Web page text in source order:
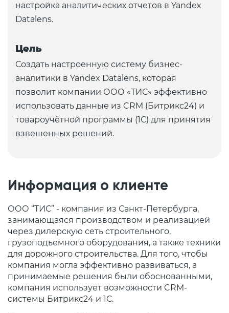
настройка аналитических отчетов в Yandex
Datalens.
Цель
Создать настроенную систему бизнес-
аналитики в Yandex Datalens, которая
позволит компании ООО «ТИС» эффективно
использовать данные из CRM (Битрикс24) и
товароучётной программы (1С) для принятия
взвешенных решений.
Информация о клиенте
ООО “ТИС” - компания из Санкт-Петербурга,
занимающаяся производством и реализацией
через дилерскую сеть строительного,
грузоподъемного оборудования, а также техники
для дорожного строительства. Для того, чтобы
компания могла эффективно развиваться, а
принимаемые решения были обоснованными,
компания использует возможности CRM-
системы Битрикс24 и 1С.